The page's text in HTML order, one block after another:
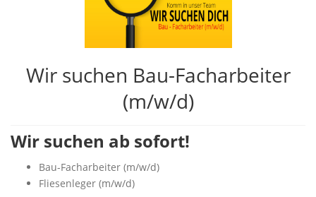
Wir suchen Bau-Facharbeiter
(m/w/d)
Wir suchen ab sofort!
Bau-Facharbeiter (m/w/d)
Fliesenleger (m/w/d)